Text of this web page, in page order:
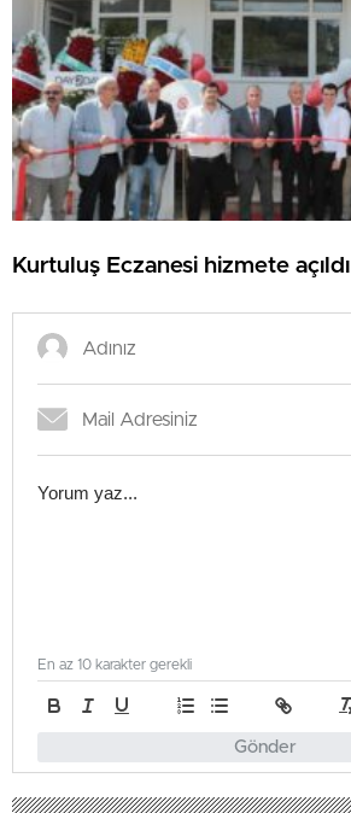
Kurtuluş Eczanesi hizmete açıldı
Gönder
En az 10 karakter gerekli